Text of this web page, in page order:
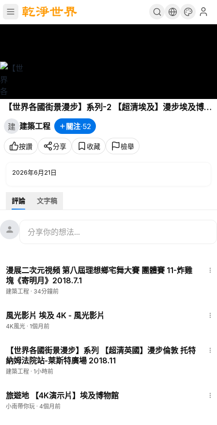
【世界各國街景漫步】系列-2 【超清埃及】漫步埃及博物
館（一層）2019.6
建 建築工程 關注·52
按讚 分享 收藏 檢舉
2026年6月21日
評論 文字稿
漫展二次元視頻 第八屆理想鄉宅舞大賽 團體賽 11-炸雞
塊《寄明月》2018.7.1
建築工程 · 34分鐘前
風光影片 埃及 4K - 風光影片
4K風光 · 1個月前
【世界各國街景漫步】系列 【超清英國】漫步倫敦 托特
納姆法院站-萊斯特廣場 2018.11
建築工程 · 1小時前
旅遊地 【4K演示片】埃及博物館
小南帶你玩 · 4個月前